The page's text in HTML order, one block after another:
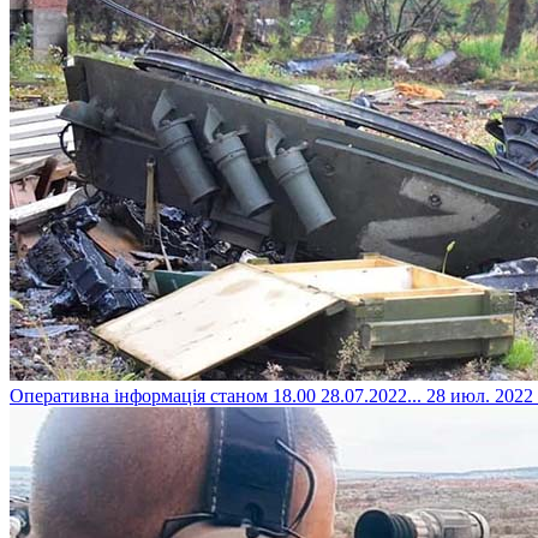
​Оперативна інформація станом 18.00 28.07.2022... 28 июл. 2022